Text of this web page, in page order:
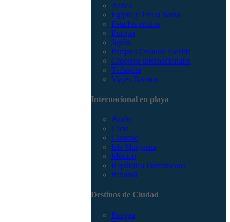
Africa
Egipto y Tierra Santa
Estados unidos
Europa
Japón
Parques Orlando Florida
Cruceros internacionales
Tailandia
Viajes Baratos
Internacional en playa
Aruba
Cuba
Curacao
Isla Margarita
México
República Dominicana
Panamá
Destinos de Ciudad
Europa